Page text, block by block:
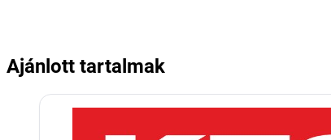
Ajánlott tartalmak